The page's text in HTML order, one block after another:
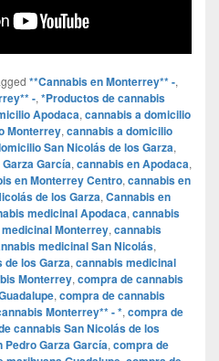
**Cannabis en Monterrey** -,
-, *Productos de cannabis
Apodaca, cannabis a domicilio
Monterrey, cannabis a domicilio
San Nicolás de los Garza,
García, cannabis en Apodaca,
en Monterrey Centro, cannabis en
de los Garza, Cannabis en
medicinal Apodaca, cannabis
Monterrey, cannabis
medicinal San Nicolás,
de los Garza, cannabis medicinal
Monterrey, compra de cannabis
, compra de cannabis
Monterrey** - *, compra de
cannabis San Nicolás de los
Pedro Garza García, compra de